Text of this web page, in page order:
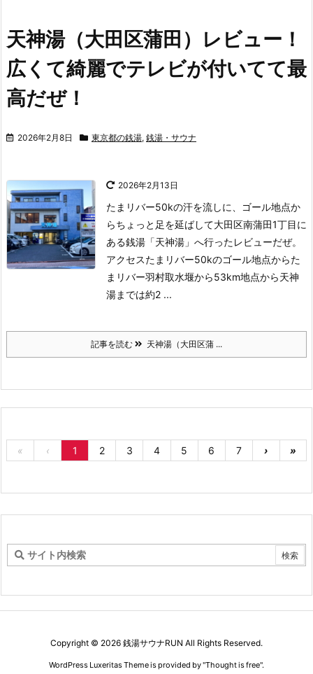
天神湯（大田区蒲田）レビュー！
広くて綺麗でテレビが付いてて最
高だぜ！
2026年2月8日 東京都の銭湯, 銭湯・サウナ
2026年2月13日
たまリバー50kの汗を流しに、ゴール地点か
らちょっと足を延ばして大田区南蒲田1丁目に
ある銭湯「天神湯」へ行ったレビューだぜ。
アクセスたまリバー50kのゴール地点からた
まリバー羽村取水堰から53km地点から天神
湯までは約2 ...
記事を読む 天神湯（大田区蒲 ...
« ‹ 1 2 3 4 5 6 7 › »
Copyright © 2026 銭湯サウナRUN All Rights Reserved.
WordPress Luxeritas Theme is provided by "Thought is free".